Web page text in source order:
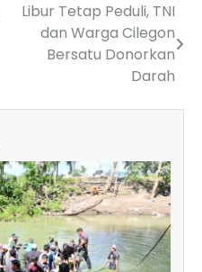
Libur Tetap Peduli, TNI
dan Warga Cilegon
Bersatu Donorkan
Darah